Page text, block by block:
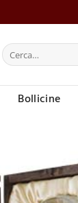
Cerca:
Bollicine